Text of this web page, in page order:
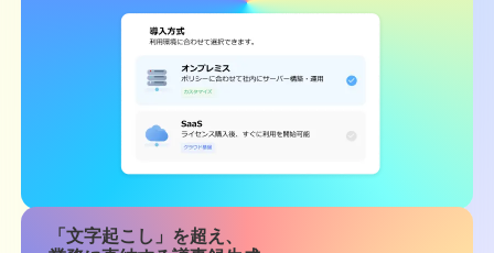
「文字起こし」を超え、